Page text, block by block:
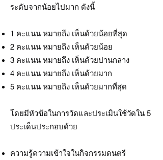
ระดับจากน้อยไปมาก ดังนี้
1 คะแนน หมายถึง เห็นด้วยน้อยที่สุด
2 คะแนน หมายถึง เห็นด้วยน้อย
3 คะแนน หมายถึง เห็นด้วยปานกลาง
4 คะแนน หมายถึง เห็นด้วยมาก
5 คะแนน หมายถึง เห็นด้วยมากที่สุด
โดยมีหัวข้อในการวัดและประเมินใช้วัดใน 5
ประเด็นประกอบด้วย
ความรู้ความเข้าใจในกิจกรรมดนตรี